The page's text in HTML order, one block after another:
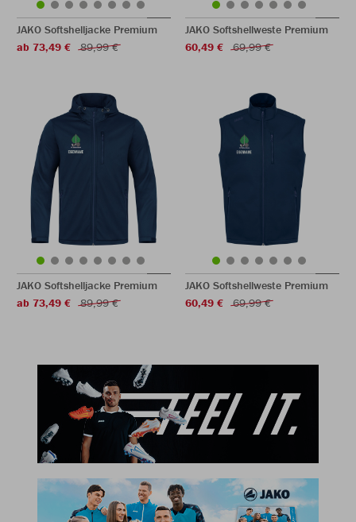
JAKO Softshelljacke Premium
ab 73,49 €
89,99 €
JAKO Softshellweste Premium
60,49 €
69,99 €
JAKO Softshelljacke Premium
ab 73,49 €
89,99 €
JAKO Softshellweste Premium
60,49 €
69,99 €